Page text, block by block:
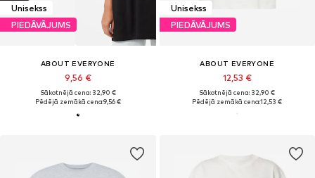
Unisekss
PIEDĀVĀJUMS
ABOUT EVERYONE
9,56 €
Sākotnējā cena: 32,90 €
Pēdējā zemākā cena:9,56 €
Unisekss
PIEDĀVĀJUMS
ABOUT EVERYONE
12,53 €
Sākotnējā cena: 32,90 €
Pēdējā zemākā cena:12,53 €